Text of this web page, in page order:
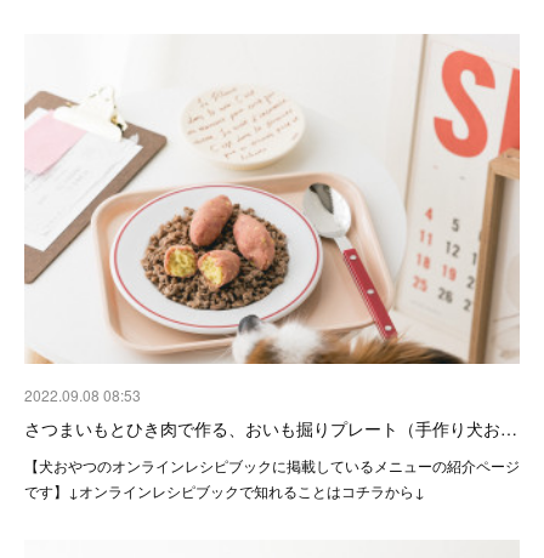
2022.09.08 08:53
さつまいもとひき肉で作る、おいも掘りプレート（手作り犬お…
【犬おやつのオンラインレシピブックに掲載しているメニューの紹介ページ
です】↓オンラインレシピブックで知れることはコチラから↓